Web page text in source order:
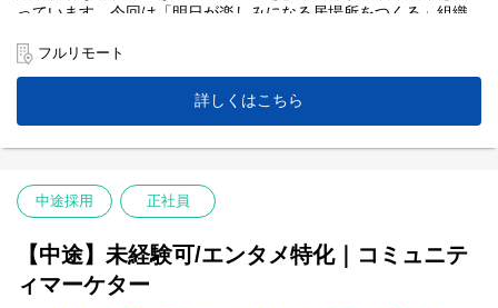
っています。今回は「明日が楽しみになる居場所をつくる」組織
NAVICUSはフルリモート組織のためオンラインで業務が完結する
仕組みづくりを目指し、常に新しいコーポレート業務・体制づく
りにトライしています。新しいサービスやツールの調査・導入、
業務フローの改善を楽しむことができます。また、全社員からの
推薦で決まるMVPなどの社内表彰でコーポレートメンバーも表彰
られる環境です。
フルリモート
詳しくはこちら
中途採用 正社員
【中途】未経験可/エンタメ特化｜コミュニテ
ィマーケター